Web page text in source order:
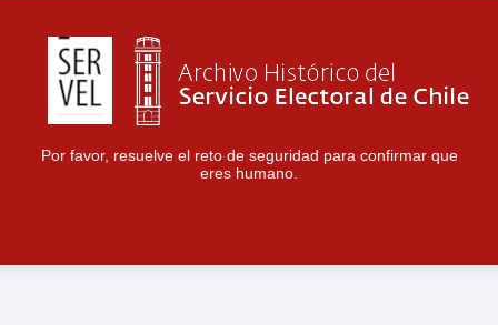
Por favor, resuelve el reto de seguridad para confirmar que
eres humano.